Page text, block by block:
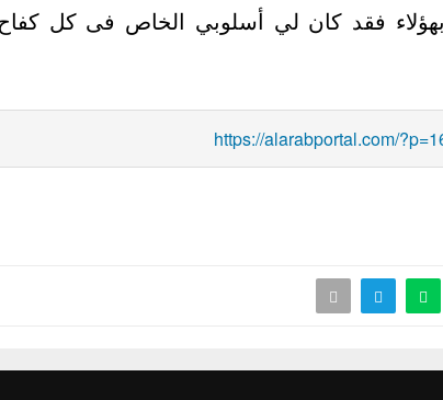
فقد كان لي أسلوبي الخاص فى كل
https://alarabportal.com/